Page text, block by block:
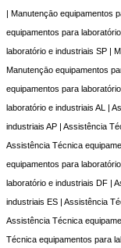
| Manutençāo equipamentos
equipamentos para
laboratório e industriais SP |
Manutençāo equipamentos
equipamentos para
laboratório e industriais AL |
industriais AP | Assistência
Assistência Técnica
equipamentos para
laboratório e industriais DF |
industriais ES | Assistência
Assistência Técnica
Técnica equipamentos para